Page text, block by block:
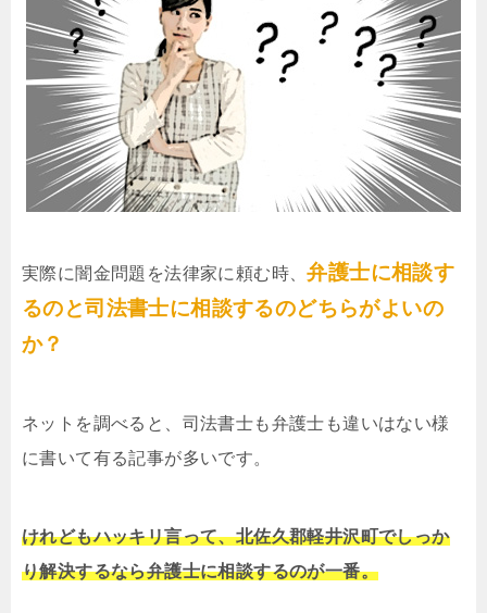
実際に闇金問題を法律家に頼む時、弁護士に相談す
るのと司法書士に相談するのどちらがよいの
か？
ネットを調べると、司法書士も弁護士も違いはない様
に書いて有る記事が多いです。
けれどもハッキリ言って、北佐久郡軽井沢町でしっか
り解決するなら弁護士に相談するのが一番。